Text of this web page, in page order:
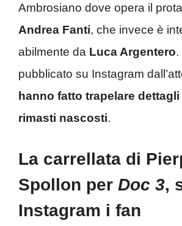
Ambrosiano dove opera il
Andrea Fanti, che invece è
abilmente da Luca Argentero.
pubblicato su Instagram
hanno fatto trapelare
rimasti nascosti.
La carrellata di
Spollon per Doc 3,
Instagram i fan